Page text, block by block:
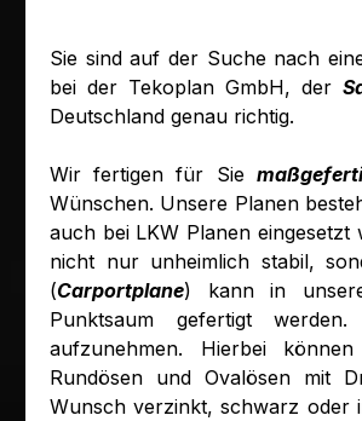
Sie sind auf der Suche nach
bei der Tekoplan GmbH, der
Deutschland genau richtig.
Wir fertigen für Sie
Wünschen. Unsere Planen
auch bei LKW Planen eingesetzt
nicht nur unheimlich stabil,
(Carportplane) kann in
Punktsaum gefertigt
aufzunehmen. Hierbei
Rundösen und Ovalösen mit
Wunsch verzinkt, schwarz oder